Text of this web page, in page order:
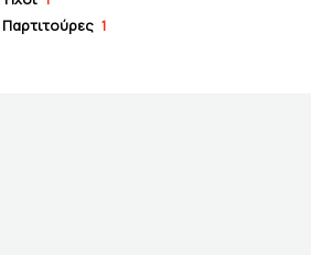
Παρτιτούρες 1